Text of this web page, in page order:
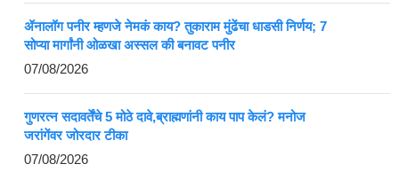
ॲनालॉग पनीर म्हणजे नेमकं काय? तुकाराम मुंढेंचा धाडसी निर्णय; 7
सोप्या मार्गांनी ओळखा अस्सल की बनावट पनीर
07/08/2026
गुणरत्न सदावर्तेंचे 5 मोठे दावे,ब्राह्मणांनी काय पाप केलं? मनोज
जरांगेंवर जोरदार टीका
07/08/2026